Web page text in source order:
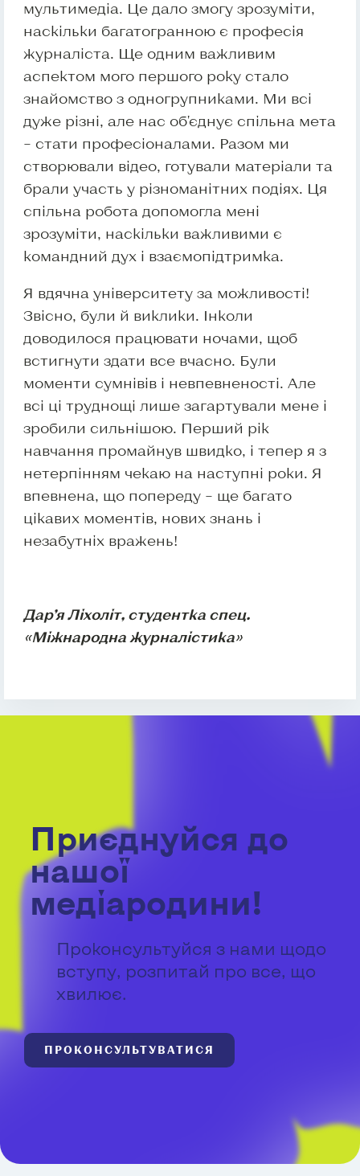
мультимедіа. Це дало змогу зрозуміти,
наскільки багатогранною є професія
журналіста. Ще одним важливим
аспектом мого першого року стало
знайомство з одногрупниками. Ми всі
дуже різні, але нас об'єднує спільна мета
– стати професіоналами. Разом ми
створювали відео, готували матеріали та
брали участь у різноманітних подіях. Ця
спільна робота допомогла мені
зрозуміти, наскільки важливими є
командний дух і взаємопідтримка.
Я вдячна університету за можливості!
Звісно, були й виклики. Інколи
доводилося працювати ночами, щоб
встигнути здати все вчасно. Були
моменти сумнівів і невпевненості. Але
всі ці труднощі лише загартували мене і
зробили сильнішою. Перший рік
навчання промайнув швидко, і тепер я з
нетерпінням чекаю на наступні роки. Я
впевнена, що попереду – ще багато
цікавих моментів, нових знань і
незабутніх вражень!
Дар’я Ліхоліт, студентка спец.
«Міжнародна журналістика»
Приєднуйся до
нашої
медіародини!
Проконсультуйся з нами щодо
вступу, розпитай про все, що
хвилює.
ПРОКОНСУЛЬТУВАТИСЯ